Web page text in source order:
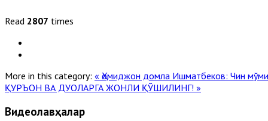
Read 2807 times
More in this category: « Ҳомиджон домла Ишматбеков: Чин
ҚУРЪОН ВА ДУОЛАРГА ЖОНЛИ ҚЎШИЛИНГ! »
Видеолавҳалар